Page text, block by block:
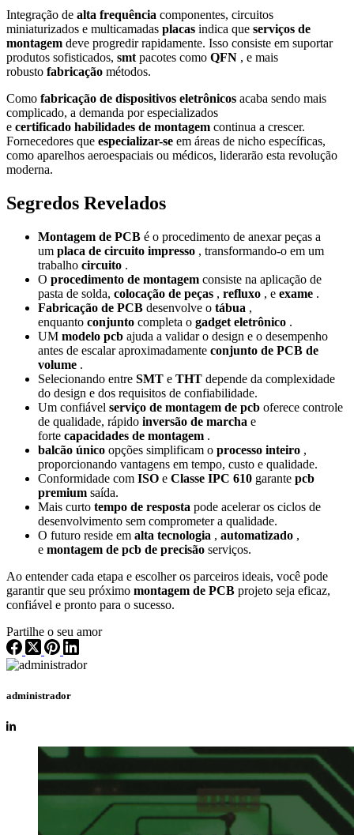
Integração de alta frequência componentes, circuitos
miniaturizados e multicamadas placas indica que serviços de
montagem deve progredir rapidamente. Isso consiste em suportar
produtos sofisticados, smt pacotes como QFN , e mais
robusto fabricação métodos.
Como fabricação de dispositivos eletrônicos acaba sendo mais
complicado, a demanda por especializados
e certificado habilidades de montagem continua a crescer.
Fornecedores que especializar-se em áreas de nicho específicas,
como aparelhos aeroespaciais ou médicos, liderarão esta revolução
moderna.
Segredos Revelados
Montagem de PCB é o procedimento de anexar peças a
um placa de circuito impresso , transformando-o em um
trabalho circuito .
O procedimento de montagem consiste na aplicação de
pasta de solda, colocação de peças , refluxo , e exame .
Fabricação de PCB desenvolve o tábua ,
enquanto conjunto completa o gadget eletrônico .
UM modelo pcb ajuda a validar o design e o desempenho
antes de escalar aproximadamente conjunto de PCB de
volume .
Selecionando entre SMT e THT depende da complexidade
do design e dos requisitos de confiabilidade.
Um confiável serviço de montagem de pcb oferece controle
de qualidade, rápido inversão de marcha e
forte capacidades de montagem .
balcão único opções simplificam o processo inteiro ,
proporcionando vantagens em tempo, custo e qualidade.
Conformidade com ISO e Classe IPC 610 garante pcb
premium saída.
Mais curto tempo de resposta pode acelerar os ciclos de
desenvolvimento sem comprometer a qualidade.
O futuro reside em alta tecnologia , automatizado ,
e montagem de pcb de precisão serviços.
Ao entender cada etapa e escolher os parceiros ideais, você pode
garantir que seu próximo montagem de PCB projeto seja eficaz,
confiável e pronto para o sucesso.
Partilhe o seu amor
administrador